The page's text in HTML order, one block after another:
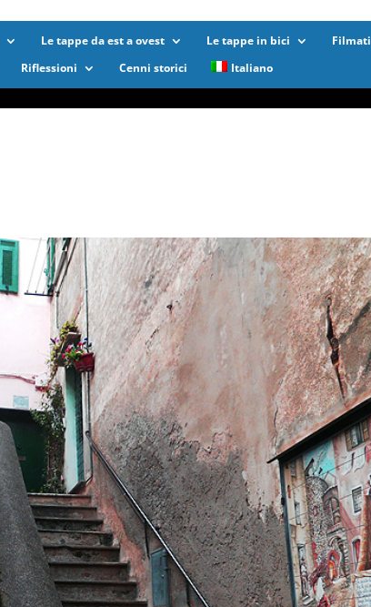
Le tappe da est a ovest Le tappe in bici Filmati
Riflessioni Cenni storici Italiano